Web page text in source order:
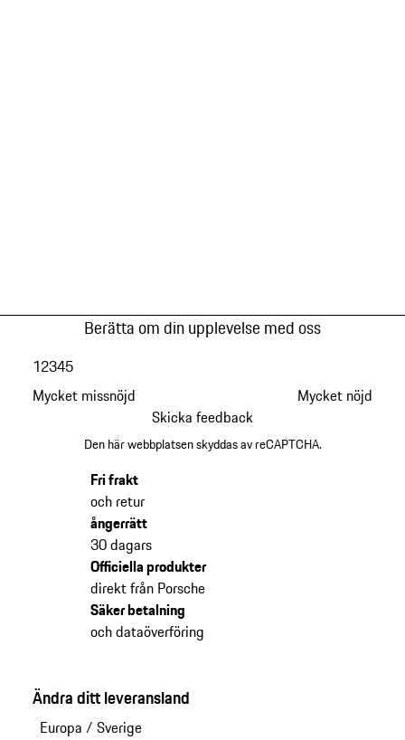
Berätta om din upplevelse med oss
Mycket missnöjd
12345
Mycket nöjd
Skicka feedback
Den här webbplatsen skyddas av reCAPTCHA.
Fri frakt
och retur
ångerrätt
30 dagars
Officiella produkter
direkt från Porsche
Säker betalning
och dataöverföring
Ändra ditt leveransland
Europa / Sverige